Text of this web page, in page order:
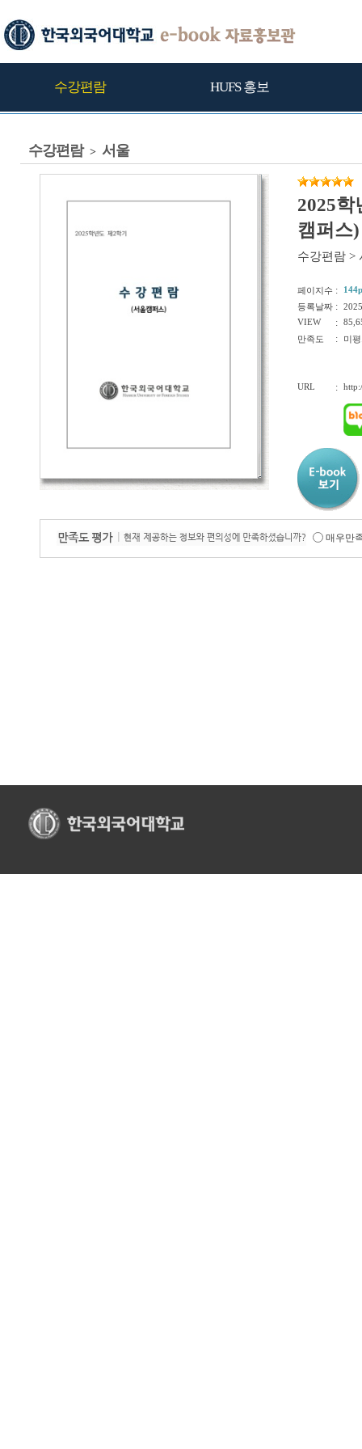
수강편람 HUFS 홍보
수강편람 > 서울
2025학
캠퍼스)
수강편람 >
페이지수 :
등록날짜 :
VIEW
:
만족도
: 미
URL :
매우만